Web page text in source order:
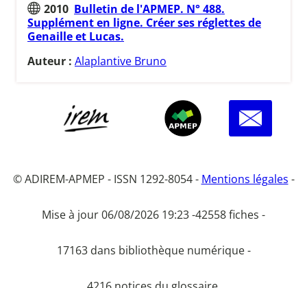
2010 Bulletin de l'APMEP. N° 488.
Supplément en ligne. Créer ses réglettes de
Genaille et Lucas.
Auteur : Alaplantive Bruno
© ADIREM-APMEP - ISSN 1292-8054 - Mentions légales -
Mise à jour 06/08/2026 19:23 -42558 fiches -
17163 dans bibliothèque numérique -